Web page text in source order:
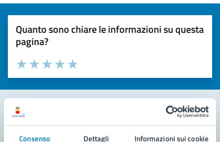
Consenso Dettagli Informazioni sui cookie
Quanto sono chiare le informazioni su questa
pagina?
Valuta la chiarezza delle informazioni (da 1 a 5 stelle)
Seleziona il numero di stelle per valutare la chiarezza delle
Valuta 5 stelle su 5
Valuta 4 stelle su 5
Valuta 3 stelle su 5
Valuta 2 stelle su 5
Valuta 1 stelle su 5